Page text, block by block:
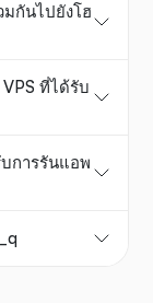
มกันไปยังโฮ
ที่ได้รับ
บการรันแอพ